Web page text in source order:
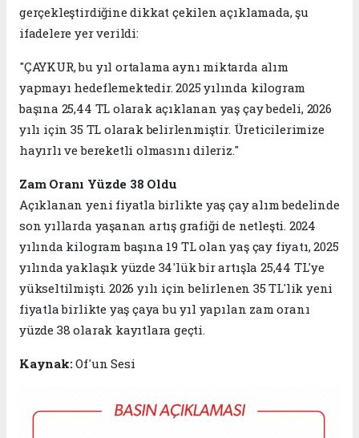
gerçekleştirdiğine dikkat çekilen açıklamada, şu
ifadelere yer verildi:
"ÇAYKUR, bu yıl ortalama aynı miktarda alım
yapmayı hedeflemektedir. 2025 yılında kilogram
başına 25,44 TL olarak açıklanan yaş çay bedeli, 2026
yılı için 35 TL olarak belirlenmiştir. Üreticilerimize
hayırlı ve bereketli olmasını dileriz."
Zam Oranı Yüzde 38 Oldu
Açıklanan yeni fiyatla birlikte yaş çay alım bedelinde
son yıllarda yaşanan artış grafiği de netleşti. 2024
yılında kilogram başına 19 TL olan yaş çay fiyatı, 2025
yılında yaklaşık yüzde 34'lük bir artışla 25,44 TL'ye
yükseltilmişti. 2026 yılı için belirlenen 35 TL'lik yeni
fiyatla birlikte yaş çaya bu yıl yapılan zam oranı
yüzde 38 olarak kayıtlara geçti.
Kaynak:Of'un Sesi